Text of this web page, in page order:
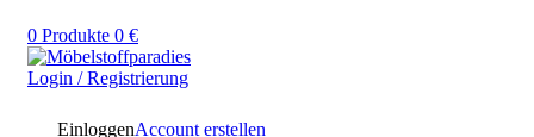
0 Produkte 0 €
Login / Registrierung
EinloggenAccount erstellen